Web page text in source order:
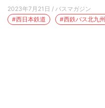
2023年7月21日 / バスマガジン
#西日本鉄道
#西鉄バス北九州